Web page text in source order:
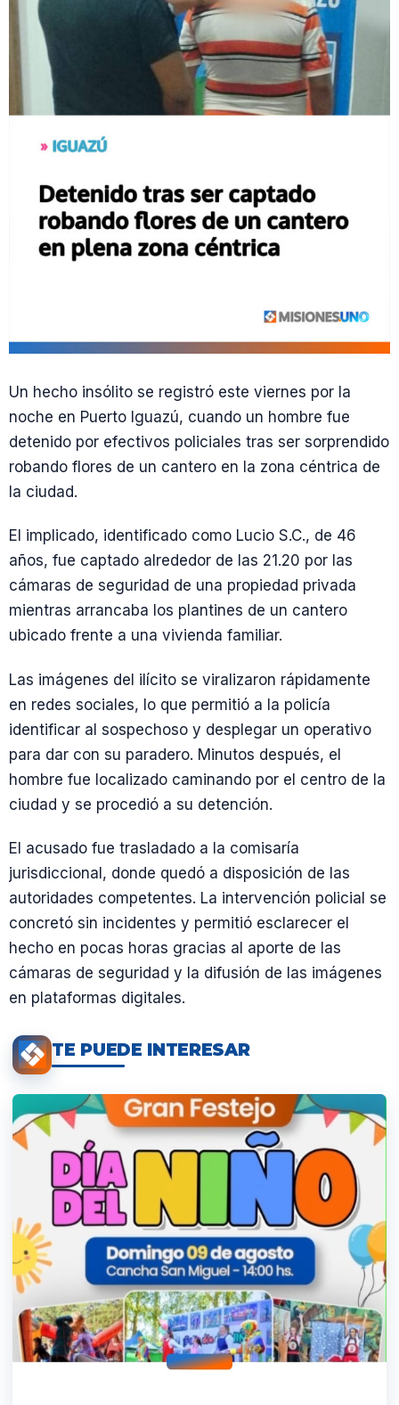
Un hecho insólito se registró este viernes por la
noche en Puerto Iguazú, cuando un hombre fue
detenido por efectivos policiales tras ser sorprendido
robando flores de un cantero en la zona céntrica de
la ciudad.
El implicado, identificado como Lucio S.C., de 46
años, fue captado alrededor de las 21.20 por las
cámaras de seguridad de una propiedad privada
mientras arrancaba los plantines de un cantero
ubicado frente a una vivienda familiar.
Las imágenes del ilícito se viralizaron rápidamente
en redes sociales, lo que permitió a la policía
identificar al sospechoso y desplegar un operativo
para dar con su paradero. Minutos después, el
hombre fue localizado caminando por el centro de la
ciudad y se procedió a su detención.
El acusado fue trasladado a la comisaría
jurisdiccional, donde quedó a disposición de las
autoridades competentes. La intervención policial se
concretó sin incidentes y permitió esclarecer el
hecho en pocas horas gracias al aporte de las
cámaras de seguridad y la difusión de las imágenes
en plataformas digitales.
TE PUEDE INTERESAR